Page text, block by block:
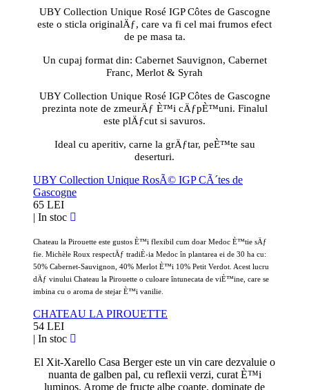
UBY Collection Unique Rosé IGP Côtes de Gascogne
este o sticla originalÄƒ, care va fi cel mai frumos efect
de pe masa ta.
Un cupaj format din: Cabernet Sauvignon, Cabernet
Franc, Merlot & Syrah
UBY Collection Unique Rosé IGP Côtes de Gascogne
prezinta note de zmeurÄƒ È™i cÄƒpÈ™uni. Finalul
este plÄƒcut si savuros.
Ideal cu aperitiv, carne la grÄƒtar, peÈ™te sau
deserturi.
UBY Collection Unique RosÃ© IGP CÃ´tes de
Gascogne
65 LEI
| In stoc
Chateau la Pirouette este gustos È™i flexibil cum doar Medoc È™tie sÄƒ
fie. Michèle Roux respectÄƒ tradiÈ›ia Medoc în plantarea ei de 30 ha cu:
50% Cabernet-Sauvignon, 40% Merlot È™i 10% Petit Verdot. Acest lucru
dÄƒ vinului Chateau la Pirouette o culoare întunecata de viÈ™ine, care se
imbina cu o aroma de stejar È™i vanilie.
CHATEAU LA PIROUETTE
54 LEI
| In stoc
El Xit-Xarello Casa Berger este un vin care dezvaluie o
nuanta de galben pal, cu reflexii verzi, curat È™i
luminos. Arome de fructe albe coapte, dominate de